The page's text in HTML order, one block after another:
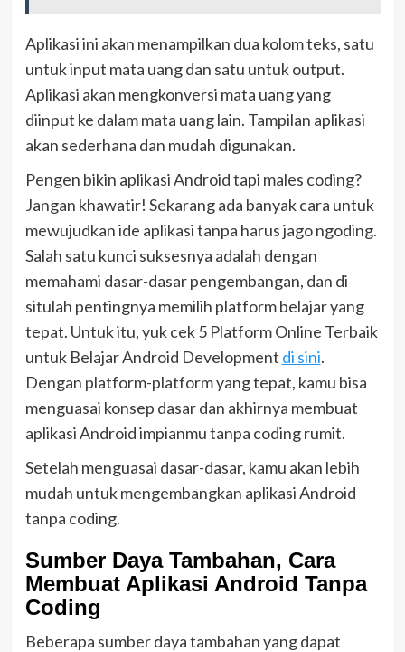
Aplikasi ini akan menampilkan dua kolom teks, satu
untuk input mata uang dan satu untuk output.
Aplikasi akan mengkonversi mata uang yang
diinput ke dalam mata uang lain. Tampilan aplikasi
akan sederhana dan mudah digunakan.
Pengen bikin aplikasi Android tapi males coding?
Jangan khawatir! Sekarang ada banyak cara untuk
mewujudkan ide aplikasi tanpa harus jago ngoding.
Salah satu kunci suksesnya adalah dengan
memahami dasar-dasar pengembangan, dan di
situlah pentingnya memilih platform belajar yang
tepat. Untuk itu, yuk cek 5 Platform Online Terbaik
untuk Belajar Android Development di sini.
Dengan platform-platform yang tepat, kamu bisa
menguasai konsep dasar dan akhirnya membuat
aplikasi Android impianmu tanpa coding rumit.
Setelah menguasai dasar-dasar, kamu akan lebih
mudah untuk mengembangkan aplikasi Android
tanpa coding.
Sumber Daya Tambahan, Cara
Membuat Aplikasi Android Tanpa
Coding
Beberapa sumber daya tambahan yang dapat